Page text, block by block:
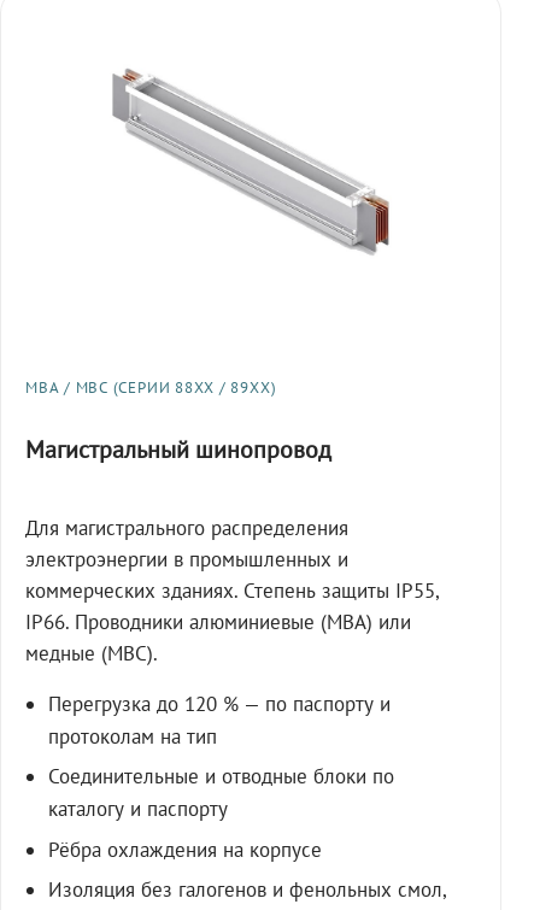
МВА / МВС (СЕРИИ 88XX / 89XX)
Магистральный шинопровод
Для магистрального распределения
электроэнергии в промышленных и
коммерческих зданиях. Степень защиты IP55,
IP66. Проводники алюминиевые (МВА) или
медные (МВС).
Перегрузка до 120 % — по паспорту и
протоколам на тип
Соединительные и отводные блоки по
каталогу и паспорту
Рёбра охлаждения на корпусе
Изоляция без галогенов и фенольных смол,